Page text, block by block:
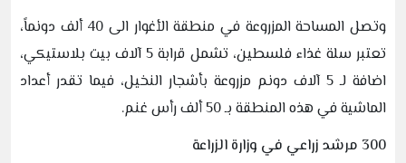
وتصل المساحة المزروعة في منطقة الأغوار الى 40 ألف دونماً،
تعتبر سلة غذاء فلسطين، تشمل قرابة 5 آلاف بيت بلاستيكي،
اضافة لـ 5 آلاف دونم مزروعة بأشجار النخيل، فيما تقدر أعداد
الماشية في هذه المنطقة بـ 50 ألف رأس غنم.
300 مرشد زراعي في وزارة الزراعة